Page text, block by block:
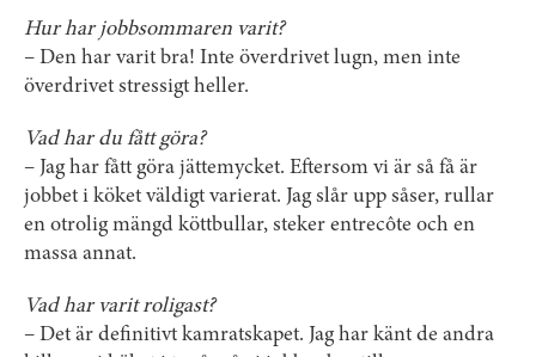
Hur har jobbsommaren varit?
– Den har varit bra! Inte överdrivet lugn, men inte
överdrivet stressigt heller.
Vad har du fått göra?
– Jag har fått göra jättemycket. Eftersom vi är så få är
jobbet i köket väldigt varierat. Jag slår upp såser, rullar
en otrolig mängd köttbullar, steker entrecôte och en
massa annat.
Vad har varit roligast?
– Det är definitivt kamratskapet. Jag har känt de andra